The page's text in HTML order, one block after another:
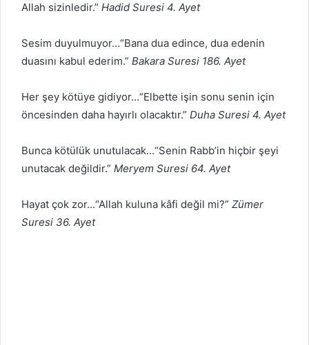
Allah sizinledir.” Hadid Suresi 4. Ayet
Sesim duyulmuyor…“Bana dua edince, dua edenin
duasını kabul ederim.” Bakara Suresi 186. Ayet
Her şey kötüye gidiyor…“Elbette işin sonu senin için
öncesinden daha hayırlı olacaktır.” Duha Suresi 4. Ayet
Bunca kötülük unutulacak…“Senin Rabb’in hiçbir şeyi
unutacak değildir.” Meryem Suresi 64. Ayet
Hayat çok zor…“Allah kuluna kâfi değil mi?” Zümer
Suresi 36. Ayet